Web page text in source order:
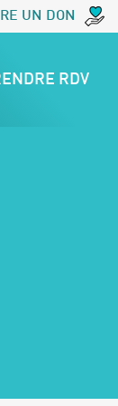
UN DON
RDV